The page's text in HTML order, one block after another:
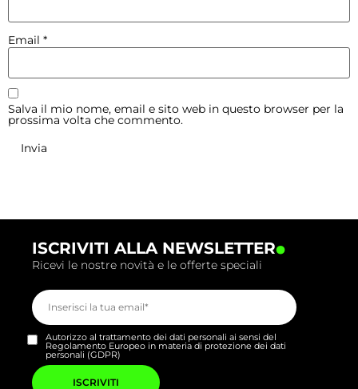
Email *
Salva il mio nome, email e sito web in questo browser per la
prossima volta che commento.
ISCRIVITI ALLA NEWSLETTER.
Ricevi le nostre novità e le offerte speciali
Autorizzo al trattamento dei dati personali ai sensi del
Regolamento Europeo in materia di protezione dei dati
personali (GDPR)
Si
prega